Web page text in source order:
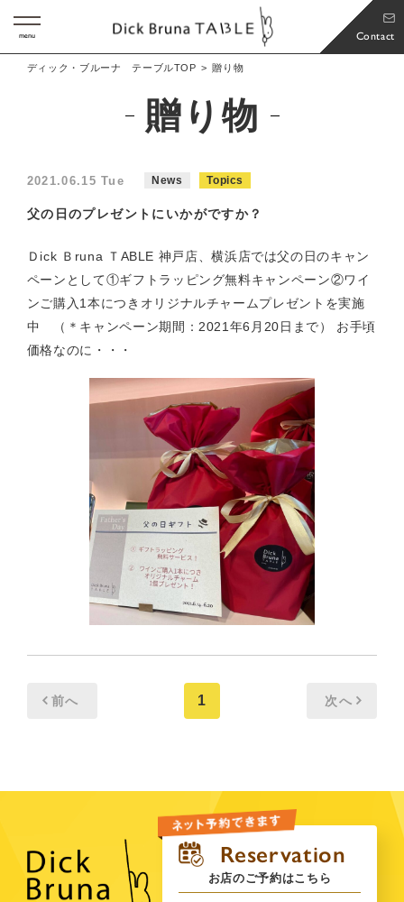
Contact
menu
ディック・ブルーナ テーブルTOP 贈り物
贈り物
2021.06.15 Tue News Topics
父の日のプレゼントにいかがですか？
Ｄick Ｂruna ＴABLE 神戸店、横浜店では父の日のキャン
ペーンとして①ギフトラッピング無料キャンペーン②ワイ
ンご購入1本につきオリジナルチャームプレゼントを実施
中 （＊キャンペーン期間：2021年6月20日まで） お手頃
価格なのに・・・
前へ 1 次へ
お店のご予約はこちら